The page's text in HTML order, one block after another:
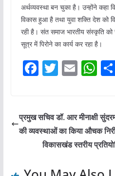
अर्थव्यवस्था बन चुका है। उन्होंने कहा
विकास हुआ है तथा युवा शक्ति देश को
रही है। संत समाज भारतीय संस्कृति
सूत्र में पिरोने का कार्य कर रहा है।
F
e
b
o
T
er
E
l
W
s
A
p
प्रमुख सचिव डॉ. आर मीनाक्षी
की व्यवस्थाओं का किया औचक
विकासखंड स्तरीय